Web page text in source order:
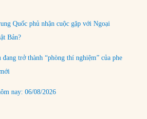
Quốc phủ nhận cuộc gặp với Ngoại
Bản?
trở thành “phòng thí nghiệm” của phe
nay: 06/08/2026